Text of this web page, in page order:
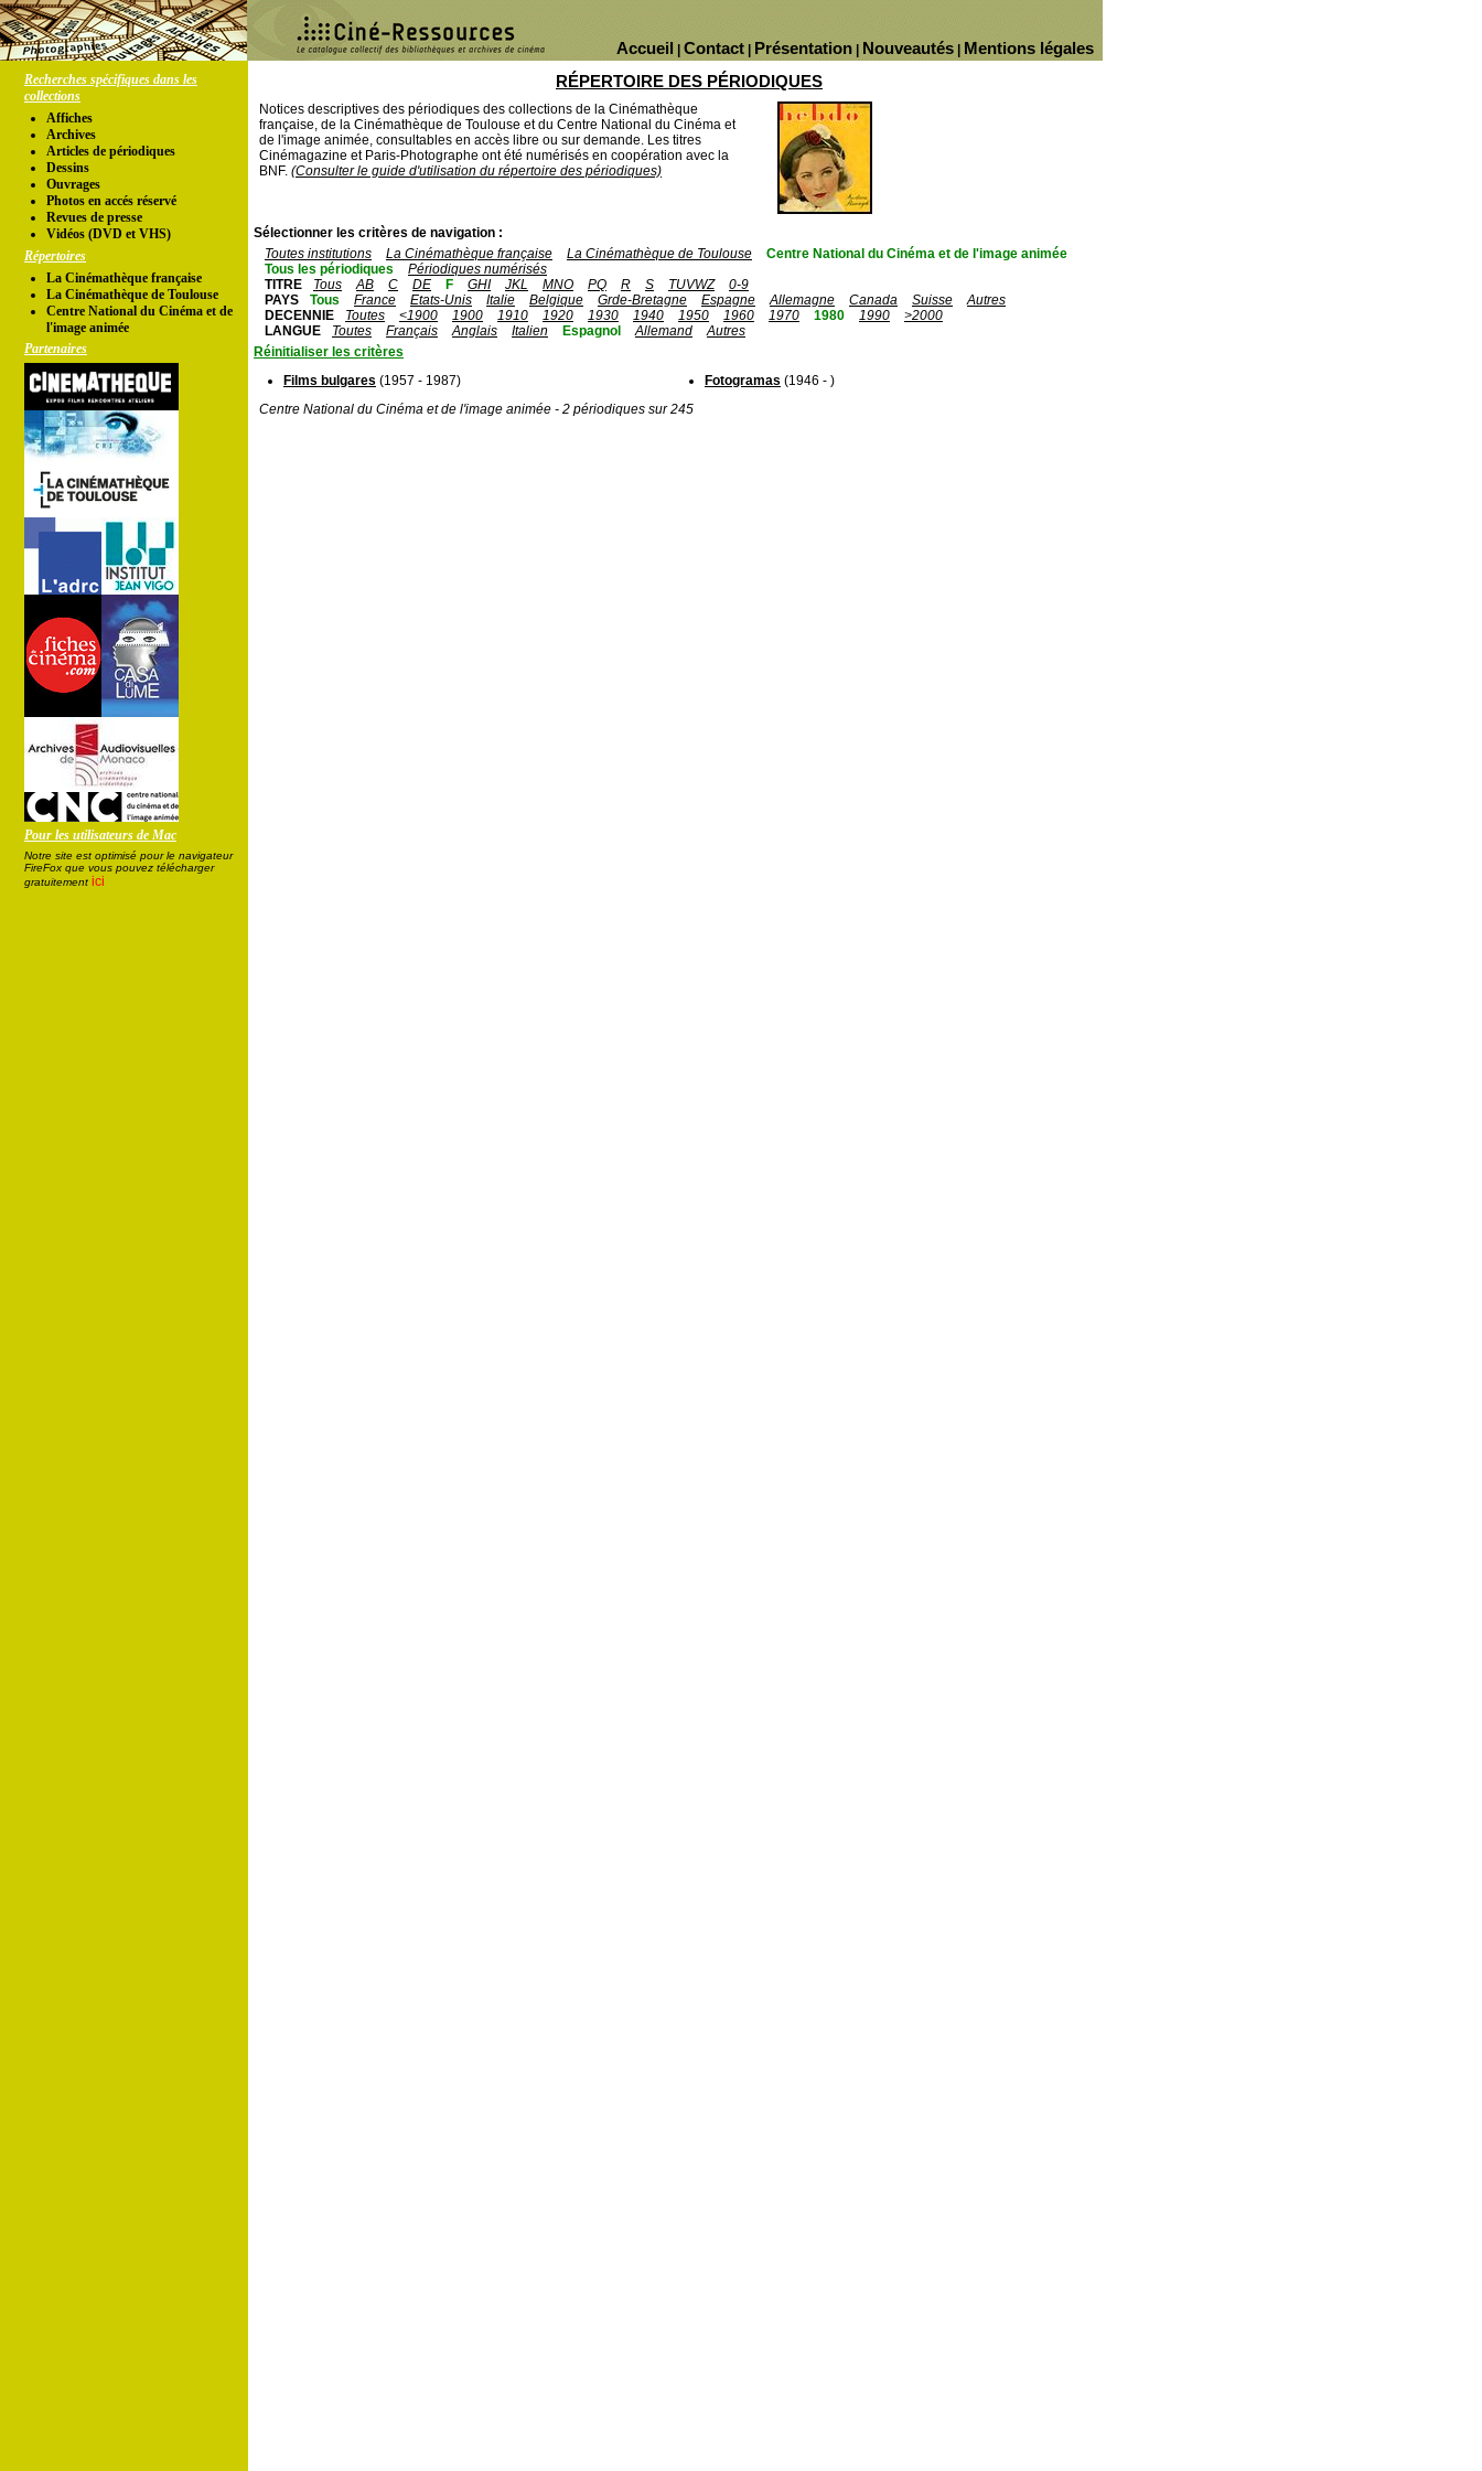
Mentions légales
Nouveautés
Présentation
Contact
Accueil
Recherches spécifiques dans les
collections
Affiches
Archives
Articles de périodiques
Dessins
Ouvrages
Photos en accés réservé
Revues de presse
Vidéos (DVD et VHS)
Répertoires
La Cinémathèque française
La Cinémathèque de Toulouse
Centre National du Cinéma et de
l'image animée
Partenaires
Pour les utilisateurs de Mac
Notre site est optimisé pour le navigateur
FireFox que vous pouvez télécharger
gratuitement ici
RÉPERTOIRE DES PÉRIODIQUES
Notices descriptives des périodiques des collections de la Cinémathèque
française, de la Cinémathèque de Toulouse et du Centre National du Cinéma et
de l'image animée, consultables en accès libre ou sur demande. Les titres
Cinémagazine et Paris-Photographe ont été numérisés en coopération avec la
BNF. (Consulter le guide d'utilisation du répertoire des périodiques)
Sélectionner les critères de navigation :
Toutes institutions
La Cinémathèque française La Cinémathèque de Toulouse
Centre National du Cinéma et de l'image animée
Tous les périodiques
Périodiques numérisés
TITRE
Tous AB C DE F GHI JKL MNO PQ R S TUVWZ
0-9
PAYS
Tous France Etats-Unis Italie Belgique Grde-Bretagne Espagne Allemagne Canada Suisse
Autres
DECENNIE
Toutes <1900 1900 1910 1920 1930 1940 1950 1960 1970 1980 1990
>2000
LANGUE
Toutes Français Anglais Italien Espagnol Allemand
Autres
Réinitialiser les critères
Films bulgares (1957 - 1987) Fotogramas (1946 - )
Centre National du Cinéma et de l'image animée - 2 périodiques sur 245